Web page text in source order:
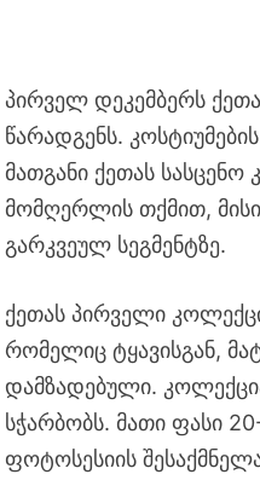
პირველ დეკემბერს
წარადგენს.
მათგანი ქეთას სასცენო
მომღერლის თქმით,
გარკვეულ სეგმენტზე.
ქეთას პირველი
რომელიც ტყავისგან,
დამზადებული.
სჭარბობს. მათი ფასი
ფოტოსესიის